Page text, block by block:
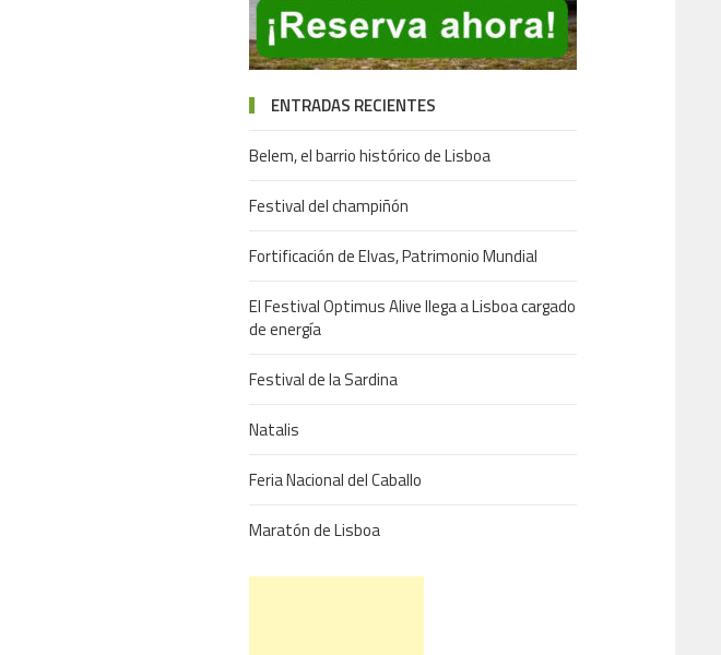
ENTRADAS RECIENTES
Belem, el barrio histórico de Lisboa
Festival del champiñón
Fortificación de Elvas, Patrimonio Mundial
El Festival Optimus Alive llega a Lisboa cargado
de energía
Festival de la Sardina
Natalis
Feria Nacional del Caballo
Maratón de Lisboa